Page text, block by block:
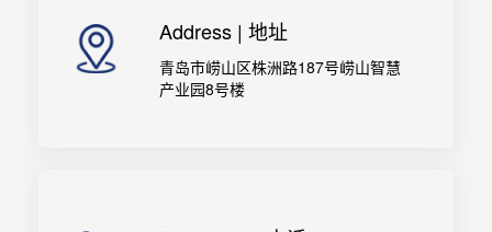
Address | 地址
青岛市崂山区株洲路187号崂山智慧
产业园8号楼